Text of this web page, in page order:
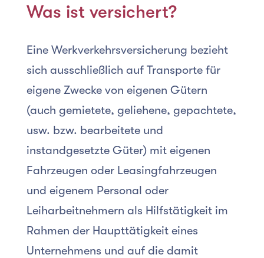
Was ist versichert?
Eine Werkverkehrsversicherung bezieht
sich ausschließlich auf Transporte für
eigene Zwecke von eigenen Gütern
(auch gemietete, geliehene, gepachtete,
usw. bzw. bearbeitete und
instandgesetzte Güter) mit eigenen
Fahrzeugen oder Leasingfahrzeugen
und eigenem Personal oder
Leiharbeitnehmern als Hilfstätigkeit im
Rahmen der Haupttätigkeit eines
Unternehmens und auf die damit